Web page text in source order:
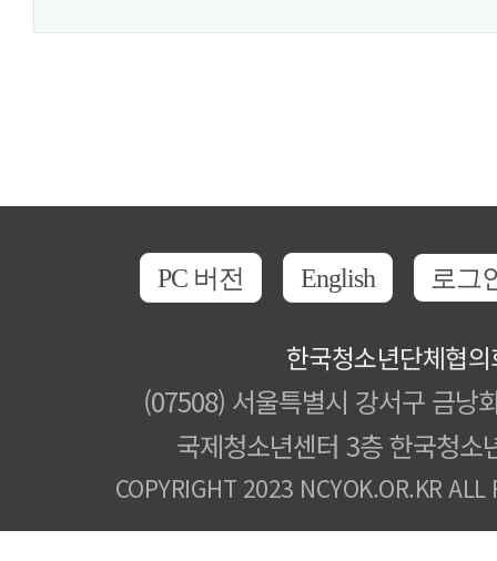
PC 버전 English 로그
한국청소년단체협
(07508) 서울특별시 강서구 금낭
국제청소년센터 3층 한국청소
COPYRIGHT 2023 NCYOK.OR.KR ALL